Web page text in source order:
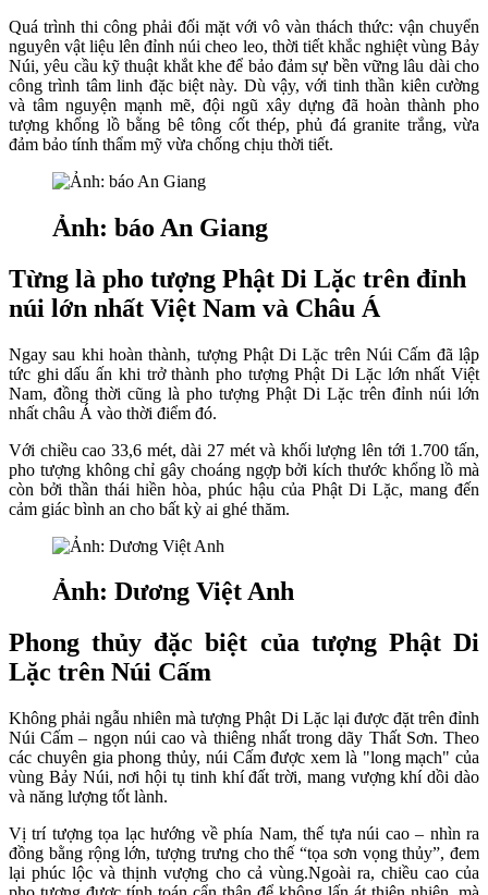
Quá trình thi công phải đối mặt với vô vàn thách thức: vận chuyển
nguyên vật liệu lên đỉnh núi cheo leo, thời tiết khắc nghiệt vùng Bảy
Núi, yêu cầu kỹ thuật khắt khe để bảo đảm sự bền vững lâu dài cho
công trình tâm linh đặc biệt này. Dù vậy, với tinh thần kiên cường
và tâm nguyện mạnh mẽ, đội ngũ xây dựng đã hoàn thành pho
tượng khổng lồ bằng bê tông cốt thép, phủ đá granite trắng, vừa
đảm bảo tính thẩm mỹ vừa chống chịu thời tiết.
Ảnh: báo An Giang
Từng là pho tượng Phật Di Lặc trên đỉnh
núi lớn nhất Việt Nam và Châu Á
Ngay sau khi hoàn thành, tượng Phật Di Lặc trên Núi Cấm đã lập
tức ghi dấu ấn khi trở thành pho tượng Phật Di Lặc lớn nhất Việt
Nam, đồng thời cũng là pho tượng Phật Di Lặc trên đỉnh núi lớn
nhất châu Á vào thời điểm đó.
Với chiều cao 33,6 mét, dài 27 mét và khối lượng lên tới 1.700 tấn,
pho tượng không chỉ gây choáng ngợp bởi kích thước khổng lồ mà
còn bởi thần thái hiền hòa, phúc hậu của Phật Di Lặc, mang đến
cảm giác bình an cho bất kỳ ai ghé thăm.
Ảnh: Dương Việt Anh
Phong thủy đặc biệt của tượng Phật Di
Lặc trên Núi Cấm
Không phải ngẫu nhiên mà tượng Phật Di Lặc lại được đặt trên đỉnh
Núi Cấm – ngọn núi cao và thiêng nhất trong dãy Thất Sơn. Theo
các chuyên gia phong thủy, núi Cấm được xem là "long mạch" của
vùng Bảy Núi, nơi hội tụ tinh khí đất trời, mang vượng khí dồi dào
và năng lượng tốt lành.
Vị trí tượng tọa lạc hướng về phía Nam, thế tựa núi cao – nhìn ra
đồng bằng rộng lớn, tượng trưng cho thế “tọa sơn vọng thủy”, đem
lại phúc lộc và thịnh vượng cho cả vùng.Ngoài ra, chiều cao của